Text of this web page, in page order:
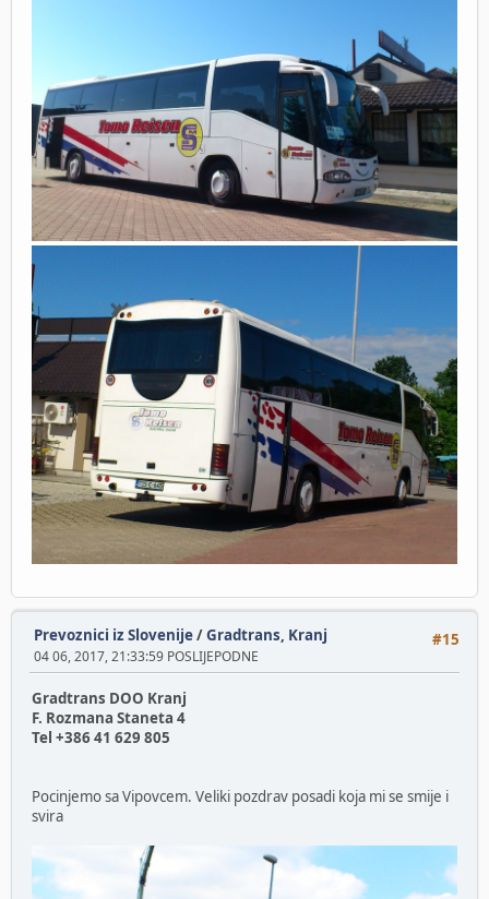
#15
Prevoznici iz Slovenije/Gradtrans, Kranj
04 06, 2017, 21:33:59 POSLIJEPODNE
Gradtrans DOO Kranj
F. Rozmana Staneta 4
Tel +386 41 629 805
Pocinjemo sa Vipovcem. Veliki pozdrav posadi koja mi se smije i
svira